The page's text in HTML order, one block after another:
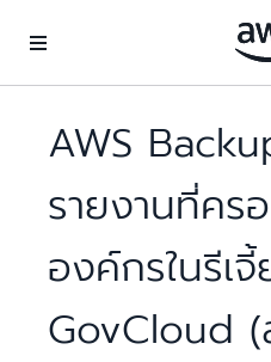
AWS
รายงานที่ค
องค์กรในรีเ
GovCloud (